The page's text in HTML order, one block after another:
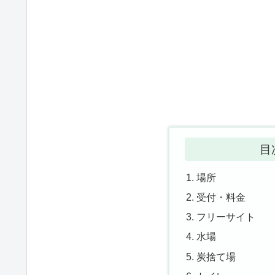
目
場所
受付・料金
フリーサイト
水場
炭捨て場